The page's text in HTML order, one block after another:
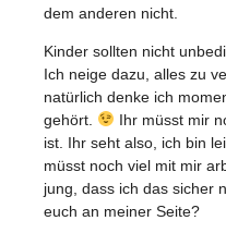
dem anderen nicht.
Kinder sollten nicht
Ich neige dazu, alles zu
natürlich denke ich
gehört.
Ihr müsst mir
ist. Ihr seht also, ich bin
müsst noch viel mit mir
jung, dass ich das sicher
euch an meiner Seite?